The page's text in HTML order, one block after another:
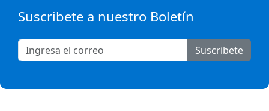
Suscribete a nuestro Boletín
Suscribete